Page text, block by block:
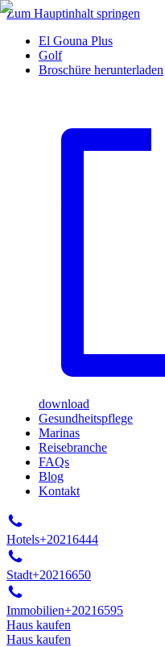
Zum Hauptinhalt springen
El Gouna Plus
Golf
Broschüre herunterladen
download
Gesundheitspflege
Marinas
Reisebranche
FAQs
Blog
Kontakt
Hotels+20216444
Stadt+20216650
Immobilien+20216595
Haus kaufen
Haus kaufen